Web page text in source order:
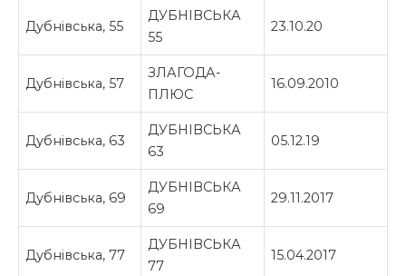
Дубнівська, 55
ДУБНІВСЬКА
55
23.10.20
Дубнівська, 57
ЗЛАГОДА-
ПЛЮС
16.09.2010
Дубнівська, 63
ДУБНІВСЬКА
63
05.12.19
Дубнівська, 69
ДУБНІВСЬКА
69
29.11.2017
Дубнівська, 77
ДУБНІВСЬКА
77
15.04.2017